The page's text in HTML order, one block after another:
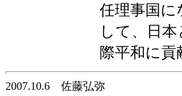
任理事国
して、日
際平和に
2007.10.6 佐藤弘弥